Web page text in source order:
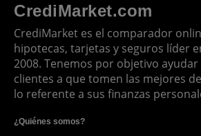
CrediMarket.com
CrediMarket es el comparador
hipotecas, tarjetas y seguros líder
2008. Tenemos por objetivo
clientes a que tomen las mejores
lo referente a sus finanzas
¿Quiénes somos?